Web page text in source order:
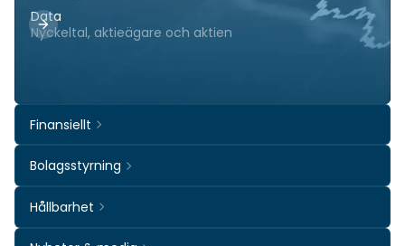
Data
Nyckeltal, aktieägare och aktien
Finansiellt
Bolagsstyrning
Hållbarhet